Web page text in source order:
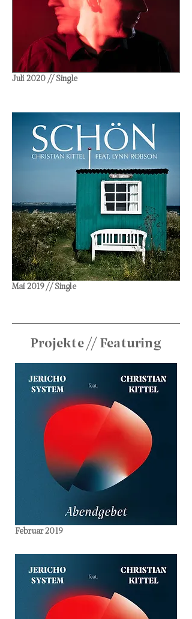
Juli 2020 // Single
Mai 2019 // Single
Projekte // Featuring
Februar 2019